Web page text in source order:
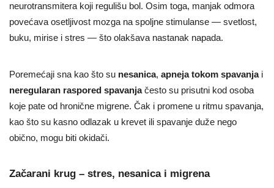
neurotransmitera koji regulišu bol. Osim toga, manjak odmora
povećava osetljivost mozga na spoljne stimulanse — svetlost,
buku, mirise i stres — što olakšava nastanak napada.
Poremećaji sna kao što su nesanica, apneja tokom spavanjai
neregularan raspored spavanjačesto su prisutni kod osoba
koje pate od hronične migrene. Čak i promene u ritmu spavanja,
kao što su kasno odlazak u krevet ili spavanje duže nego
obično, mogu biti okidači.
Začarani krug – stres, nesanica i migrena